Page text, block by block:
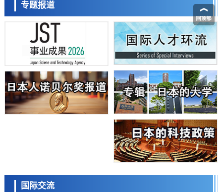
立教大学在试管内构建长链人工基因组DNA自我复制系统，有望实现携
带大量基因的人工细胞
日本科研费增设国际共同研究强化新类别，促进青年研究人员赴海外开
经济・社会
铁道综研新任理事长芦谷公稔：依托超导和防灾等核心优势服务社会
科学研究
东京大学通过叶绿体基因组编辑技术强化碳固定酶，成功提高光合作用
能力与生产力
科学研究
藤田医科大学等成功鉴定出非结核分枝杆菌生存的必需基因，首次揭示
【AI法下篇】如何应对AI的不可控性——中央大学平野晋教授专访
的具体对策
科学研究
专题报道
国际交流
流员